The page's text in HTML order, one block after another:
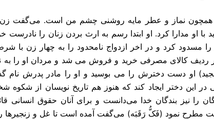
نماز و عطر مایه روشنى چشم من است. مى‌گفت
او مدارا کرد. او ابتدا رسم به ارث بردن زنان را نادرست
را مسدود کرد و در اخر ازدواج نامحدود را به چهار زن با
کالاى مصرفى خرید و فروش مى شد و مردان او را به
او دست دخترش را مى بوسید و او را مادر پدرش نام
این دختر ایجاد کند که هنوز هم تاریخ ‌نویسان از شکوه
را نیز بندگان خدا مى‌دانست و براى آنان حقوق انسانى
مطرح نمود (فَکُّ رَقَبَه) مى‌گفت آمده است تا غل و زنجیر‌ها